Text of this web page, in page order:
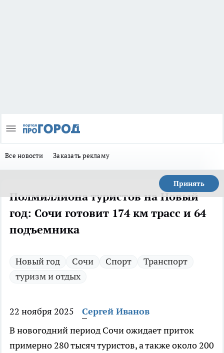
Все новости Заказать рекламу
Принять
Полмиллиона туристов на Новый
год: Сочи готовит 174 км трасс и 64
подъемника
Новый год Сочи Спорт
Транспорт
туризм и отдых
22 ноября 2025
Сергей Иванов
В новогодний период Сочи ожидает приток
примерно 280 тысяч туристов, а также около 200